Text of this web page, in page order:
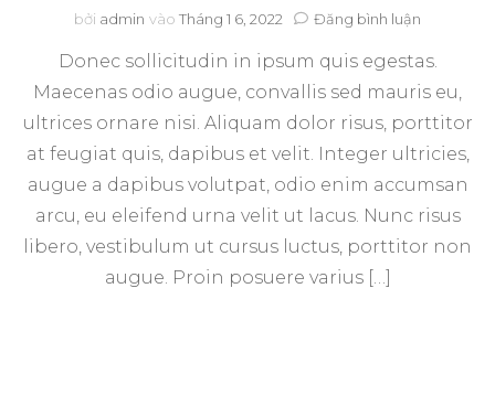
bởi admin vào Tháng 1 6, 2022 Đăng bình luận
characters
story
Donec sollicitudin in ipsum quis egestas.
Maecenas odio augue, convallis sed mauris eu,
ultrices ornare nisi. Aliquam dolor risus, porttitor
at feugiat quis, dapibus et velit. Integer ultricies,
augue a dapibus volutpat, odio enim accumsan
arcu, eu eleifend urna velit ut lacus. Nunc risus
libero, vestibulum ut cursus luctus, porttitor non
augue. Proin posuere varius […]